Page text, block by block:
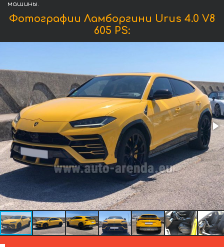
машины.
Фотографии Ламборгини Urus 4.0 V8
605 PS: